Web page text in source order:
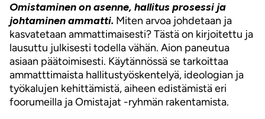
Omistaminen on asenne, hallitus prosessi ja
johtaminen ammatti. Miten arvoa johdetaan ja
kasvatetaan ammattimaisesti? Tästä on kirjoitettu ja
lausuttu julkisesti todella vähän. Aion paneutua
asiaan päätoimisesti. Käytännössä se tarkoittaa
ammatttimaista hallitustyöskentelyä, ideologian ja
työkalujen kehittämistä, aiheen edistämistä eri
foorumeilla ja Omistajat -ryhmän rakentamista.